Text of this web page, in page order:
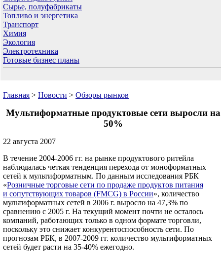
Сырье, полуфабрикаты
Топливо и энергетика
Транспорт
Химия
Экология
Электротехника
Готовые бизнес планы
Главная > Новости > Обзоры рынков
Мультиформатные продуктовые сети выросли на
50%
22 августа 2007
В течение 2004-2006 гг. на рынке продуктового ритейла
наблюдалась четкая тенденция перехода от моноформатных
сетей к мультиформатным. По данным исследования РБК
«Розничные торговые сети по продаже продуктов питания
и сопутствующих товаров (FMCG) в России», количество
мультиформатных сетей в 2006 г. выросло на 47,3% по
сравнению с 2005 г. На текущий момент почти не осталось
компаний, работающих только в одном формате торговли,
поскольку это снижает конкурентоспособность сети. По
прогнозам РБК, в 2007-2009 гг. количество мультиформатных
сетей будет расти на 35-40% ежегодно.